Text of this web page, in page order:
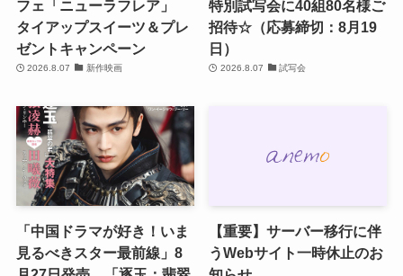
フェ「ニューラフレア」
タイアップスイーツ＆プレ
ゼントキャンペーン
2026.8.07 新作映画
特別試写会に40組80名様ご
招待☆（応募締切：8月19
日）
2026.8.07 試写会
「中国ドラマが好き！いま
見るべきスター最前線」8
【重要】サーバー移行に伴
うWebサイト一時休止のお